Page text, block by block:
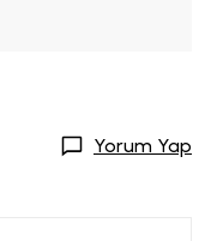
Yorum Yap